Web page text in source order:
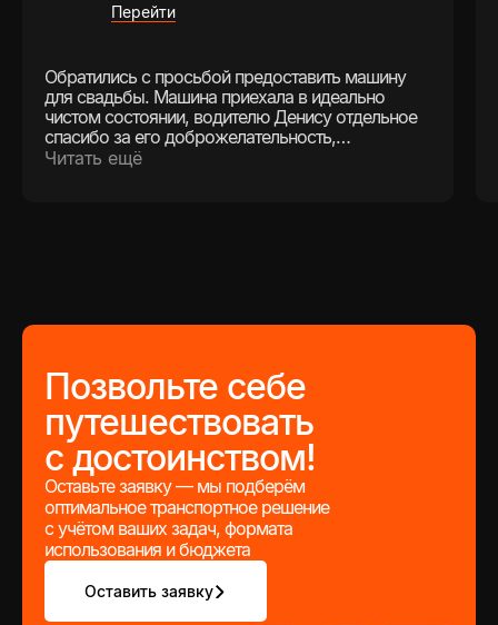
Перейти
Обратились с просьбой предоставить машину
для свадьбы. Машина приехала в идеально
чистом состоянии, водителю Денису отдельное
спасибо за его доброжелательность,
вежливость и внимание. Все было на высшем
Читать ещё
Позвольте себе
путешествовать
с достоинством!
Оставьте заявку — мы подберём
оптимальное транспортное решение
с учётом ваших задач, формата
использования и бюджета
Оставить заявку